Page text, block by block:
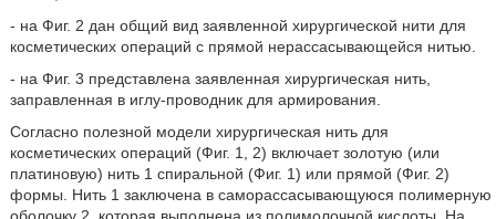
- на Фиг. 2 дан общий вид заявленной хирургической нити для
косметических операций с прямой нерассасывающейся нитью.
- на Фиг. 3 представлена заявленная хирургическая нить,
заправленная в иглу-проводник для армирования.
Согласно полезной модели хирургическая нить для
косметических операций (Фиг. 1, 2) включает золотую (или
платиновую) нить 1 спиральной (Фиг. 1) или прямой (Фиг. 2)
формы. Нить 1 заключена в саморассасывающуюся полимерную
оболочку 2, которая выполнена из полимолочной кислоты. На